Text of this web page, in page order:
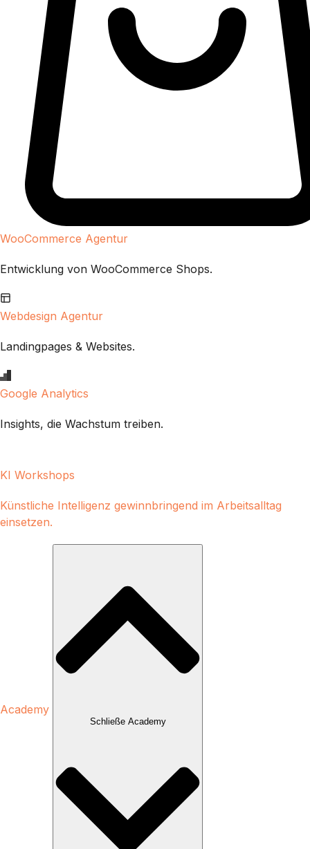
WooCommerce Agentur
Entwicklung von WooCommerce Shops.
Webdesign Agentur
Landingpages & Websites.
Google Analytics
Insights, die Wachstum treiben.
KI Workshops
Künstliche Intelligenz gewinnbringend im Arbeitsalltag
einsetzen.
Academy
Schließe Academy